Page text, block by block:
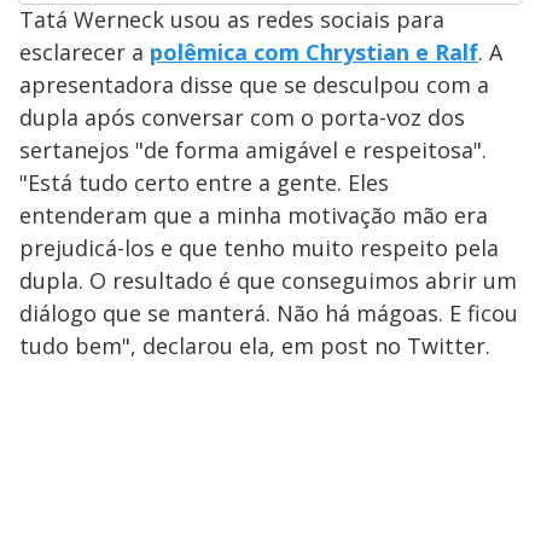
Tatá Werneck usou as redes sociais para
esclarecer a polêmica com Chrystian e Ralf. A
apresentadora disse que se desculpou com a
dupla após conversar com o porta-voz dos
sertanejos "de forma amigável e respeitosa".
"Está tudo certo entre a gente. Eles
entenderam que a minha motivação mão era
prejudicá-los e que tenho muito respeito pela
dupla. O resultado é que conseguimos abrir um
diálogo que se manterá. Não há mágoas. E ficou
tudo bem", declarou ela, em post no Twitter.